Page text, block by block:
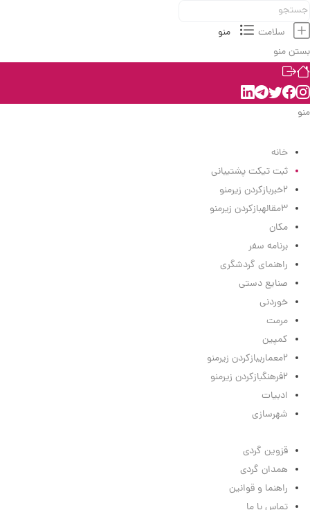
سلامت
منو
بستن منو
منو
خانه
ثبت تیکت پشتیبانی
2خبربازکردن زیرمنو
3مقالهبازکردن زیرمنو
مکان
برنامه سفر
راهنمای گردشگری
صنایع دستی
خوردنی
مرمت
کمپین
2معماریبازکردن زیرمنو
2فرهنگبازکردن زیرمنو
ادبیات
شهرسازی
قزوین گردی
همدان گردی
راهنما و قوانین